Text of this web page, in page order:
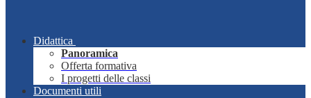
Didattica
Panoramica
Offerta formativa
I progetti delle classi
Documenti utili